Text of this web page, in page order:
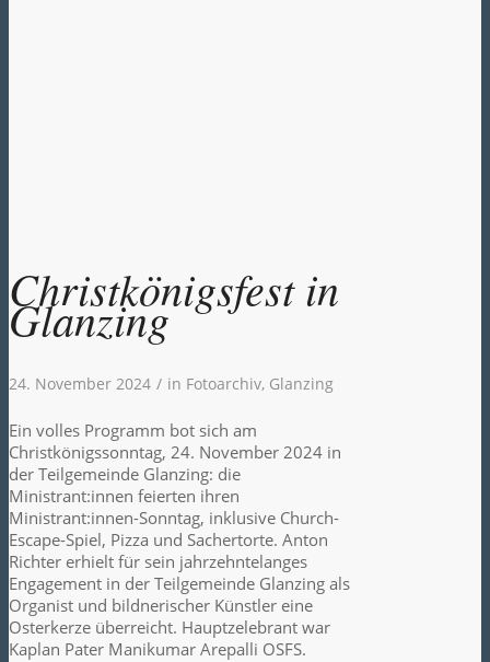
Christkönigsfest in
Glanzing
24. November 2024 / in Fotoarchiv, Glanzing
Ein volles Programm bot sich am
Christkönigssonntag, 24. November 2024 in
der Teilgemeinde Glanzing: die
Ministrant:innen feierten ihren
Ministrant:innen-Sonntag, inklusive Church-
Escape-Spiel, Pizza und Sachertorte. Anton
Richter erhielt für sein jahrzehntelanges
Engagement in der Teilgemeinde Glanzing als
Organist und bildnerischer Künstler eine
Osterkerze überreicht. Hauptzelebrant war
Kaplan Pater Manikumar Arepalli OSFS.